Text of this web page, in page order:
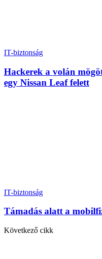
IT-biztonság
Hackerek a volán
egy Nissan Leaf felett
IT-biztonság
Támadás alatt a
Következő cikk